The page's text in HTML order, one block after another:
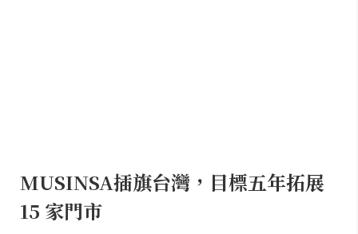
MUSINSA插旗台灣，目標五年拓展
15 家門市